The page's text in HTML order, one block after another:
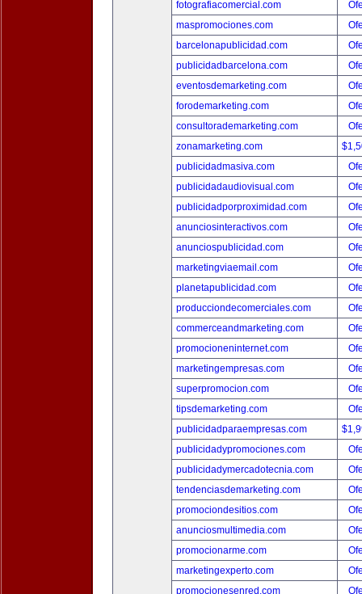
fotografiacomercial.com
maspromociones.com
barcelonapublicidad.com
publicidadbarcelona.com
eventosdemarketing.com
forodemarketing.com
consultorademarketing.com
zonamarketing.com
publicidadmasiva.com
publicidadaudiovisual.com
publicidadporproximidad.com
anunciosinteractivos.com
anunciospublicidad.com
marketingviaemail.com
planetapublicidad.com
producciondecomerciales.com
commerceandmarketing.com
promocioneninternet.com
marketingempresas.com
superpromocion.com
tipsdemarketing.com
publicidadparaempresas.com
publicidadypromociones.com
publicidadymercadotecnia.com
tendenciasdemarketing.com
promociondesitios.com
anunciosmultimedia.com
promocionarme.com
marketingexperto.com
promocionesenred.com